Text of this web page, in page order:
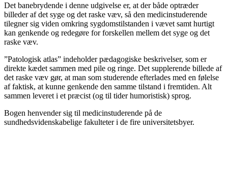
Det banebrydende i denne udgivelse er, at der både optræder
billeder af det syge og det raske væv, så den medicinstuderende
tilegner sig viden omkring sygdomstilstanden i vævet samt hurtigt
kan genkende og redegøre for forskellen mellem det syge og det
raske væv.
”Patologisk atlas” indeholder pædagogiske beskrivelser, som er
direkte kædet sammen med pile og ringe. Det supplerende billede af
det raske væv gør, at man som studerende efterlades med en følelse
af faktisk, at kunne genkende den samme tilstand i fremtiden. Alt
sammen leveret i et præcist (og til tider humoristisk) sprog.
Bogen henvender sig til medicinstuderende på de
sundhedsvidenskabelige fakulteter i de fire universitetsbyer.